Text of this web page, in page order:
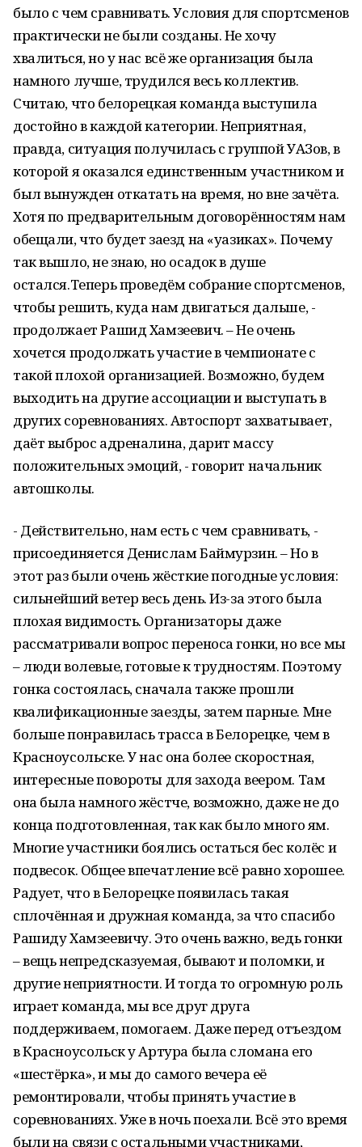
было с чем сравнивать. Условия для спортсменов
практически не были созданы. Не хочу
хвалиться, но у нас всё же организация была
намного лучше, трудился весь коллектив.
Считаю, что белорецкая команда выступила
достойно в каждой категории. Неприятная,
правда, ситуация получилась с группой УАЗов, в
которой я оказался единственным участником и
был вынужден откатать на время, но вне зачёта.
Хотя по предварительным договорённостям нам
обещали, что будет заезд на «уазиках». Почему
так вышло, не знаю, но осадок в душе
остался.Теперь проведём собрание спортсменов,
чтобы решить, куда нам двигаться дальше, -
продолжает Рашид Хамзеевич. – Не очень
хочется продолжать участие в чемпионате с
такой плохой организацией. Возможно, будем
выходить на другие ассоциации и выступать в
других соревнованиях. Автоспорт захватывает,
даёт выброс адреналина, дарит массу
положительных эмоций, - говорит начальник
автошколы.
- Действительно, нам есть с чем сравнивать, -
присоединяется Денислам Баймурзин. – Но в
этот раз были очень жёсткие погодные условия:
сильнейший ветер весь день. Из-за этого была
плохая видимость. Организаторы даже
рассматривали вопрос переноса гонки, но все мы
– люди волевые, готовые к трудностям. Поэтому
гонка состоялась, сначала также прошли
квалификационные заезды, затем парные. Мне
больше понравилась трасса в Белорецке, чем в
Красноусольске. У нас она более скоростная,
интересные повороты для захода веером. Там
она была намного жёстче, возможно, даже не до
конца подготовленная, так как было много ям.
Многие участники боялись остаться бес колёс и
подвесок. Общее впечатление всё равно хорошее.
Радует, что в Белорецке появилась такая
сплочённая и дружная команда, за что спасибо
Рашиду Хамзеевичу. Это очень важно, ведь гонки
– вещь непредсказуемая, бывают и поломки, и
другие неприятности. И тогда то огромную роль
играет команда, мы все друг друга
поддерживаем, помогаем. Даже перед отъездом
в Красноусольск у Артура была сломана его
«шестёрка», и мы до самого вечера её
ремонтировали, чтобы принять участие в
соревнованиях. Уже в ночь поехали. Всё это время
были на связи с остальными участниками,